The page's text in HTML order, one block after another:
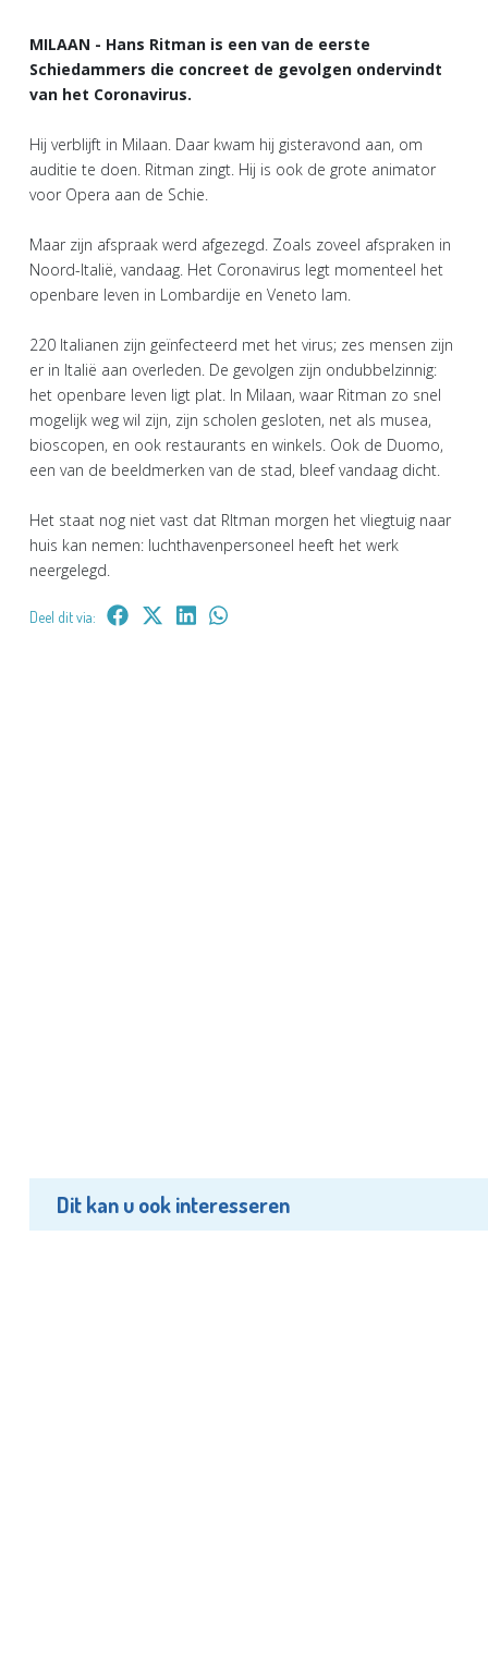
MILAAN - Hans Ritman is een van de eerste
Schiedammers die concreet de gevolgen ondervindt
van het Coronavirus.
Hij verblijft in Milaan. Daar kwam hij gisteravond aan, om
auditie te doen. Ritman zingt. Hij is ook de grote animator
voor Opera aan de Schie.
Maar zijn afspraak werd afgezegd. Zoals zoveel afspraken in
Noord-Italië, vandaag. Het Coronavirus legt momenteel het
openbare leven in Lombardije en Veneto lam.
220 Italianen zijn geïnfecteerd met het virus; zes mensen zijn
er in Italië aan overleden. De gevolgen zijn ondubbelzinnig:
het openbare leven ligt plat. In Milaan, waar Ritman zo snel
mogelijk weg wil zijn, zijn scholen gesloten, net als musea,
bioscopen, en ook restaurants en winkels. Ook de Duomo,
een van de beeldmerken van de stad, bleef vandaag dicht.
Het staat nog niet vast dat RItman morgen het vliegtuig naar
huis kan nemen: luchthavenpersoneel heeft het werk
neergelegd.
Deel dit via:
Dit kan u ook interesseren